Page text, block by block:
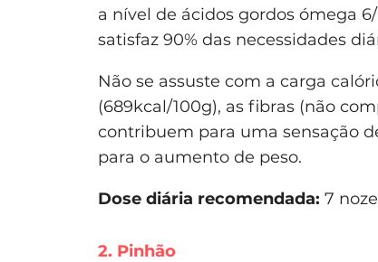
a nível de ácidos gordos ómega
satisfaz 90% das necessidades
Não se assuste com a carga
(689kcal/100g), as fibras (não
contribuem para uma sensação
para o aumento de peso.
Dose diária recomendada: 7
2. Pinhão